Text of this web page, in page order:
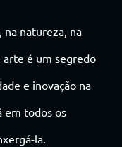
na natureza, na
é um segredo
e inovação na
em todos os
la.